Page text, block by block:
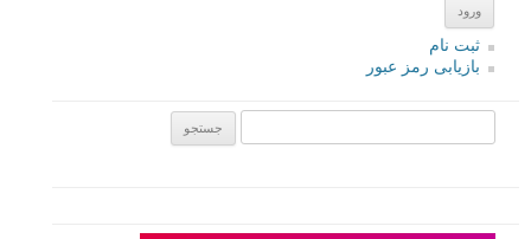
ثبت نام
بازیابی رمز عبور